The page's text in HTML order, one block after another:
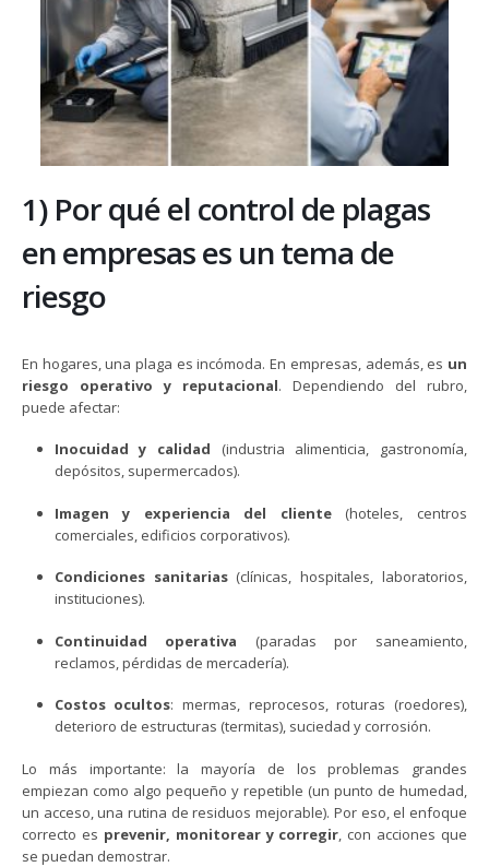
1) Por qué el control de plagas
en empresas es un tema de
riesgo
En hogares, una plaga es incómoda. En empresas, además, es un
riesgo operativo y reputacional. Dependiendo del rubro,
puede afectar:
Inocuidad y calidad (industria alimenticia, gastronomía,
depósitos, supermercados).
Imagen y experiencia del cliente(hoteles, centros
comerciales, edificios corporativos).
Condiciones sanitarias(clínicas, hospitales, laboratorios,
instituciones).
Continuidad operativa (paradas por saneamiento,
reclamos, pérdidas de mercadería).
Costos ocultos: mermas, reprocesos, roturas (roedores),
deterioro de estructuras (termitas), suciedad y corrosión.
Lo más importante: la mayoría de los problemas grandes
empiezan como algo pequeño y repetible (un punto de humedad,
un acceso, una rutina de residuos mejorable). Por eso, el enfoque
correcto es prevenir, monitorear y corregir, con acciones que
se puedan demostrar.